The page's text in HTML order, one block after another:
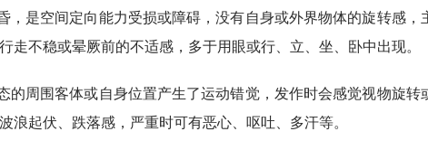
，是空间定向能力受损或障碍，没有自身或外界物体的旋转感，
走不稳或晕厥前的不适感，多于用眼或行、立、坐、卧中出现。
的周围客体或自身位置产生了运动错觉，发作时会感觉视物旋转
浪起伏、跌落感，严重时可有恶心、呕吐、多汗等。